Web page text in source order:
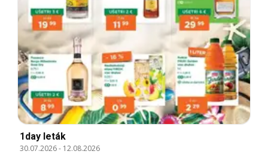
1day leták
30.07.2026- 12.08.2026